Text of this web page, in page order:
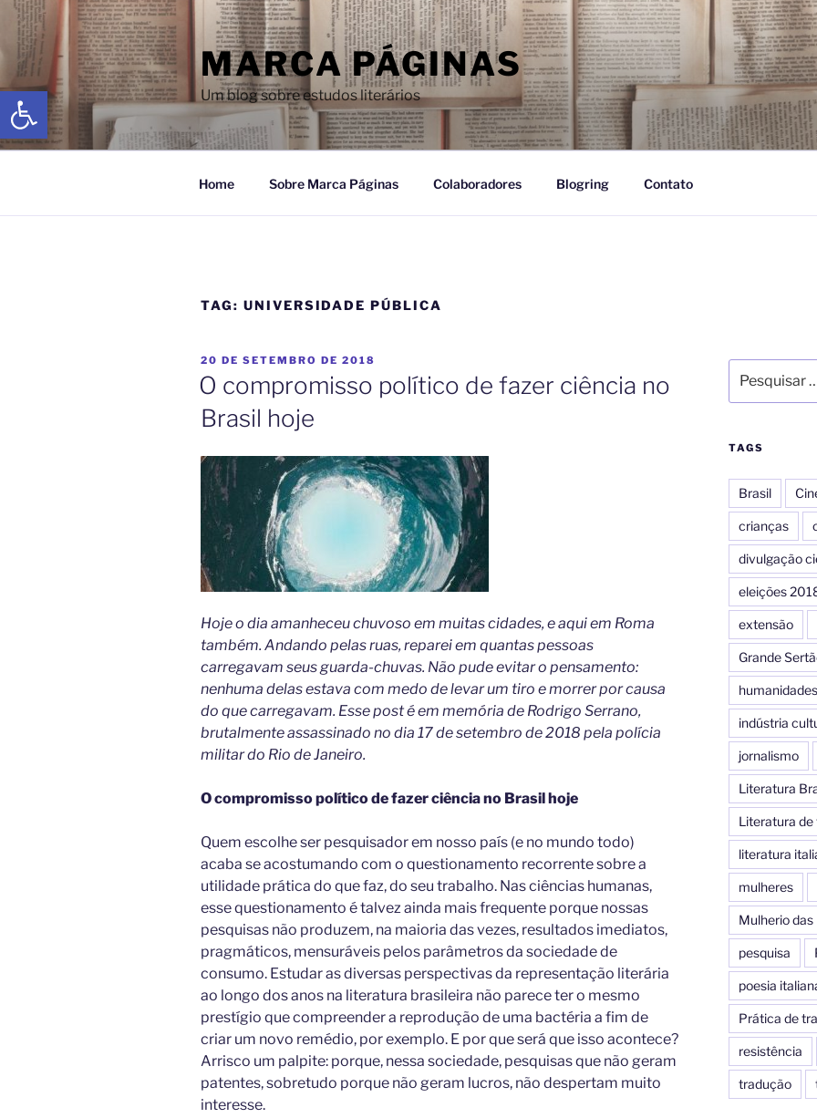
Abrir a barra de ferramentas
MARCA PÁGINAS
Um blog sobre estudos literários
Home Sobre Marca Páginas Colaboradores Blogring Contato
TAG: UNIVERSIDADE PÚBLICA
20 DE SETEMBRO DE 2018
O compromisso político de fazer ciência no
Brasil hoje
Hoje o dia amanheceu chuvoso em muitas cidades, e aqui em Roma
também. Andando pelas ruas, reparei em quantas pessoas
carregavam seus guarda-chuvas. Não pude evitar o pensamento:
nenhuma delas estava com medo de levar um tiro e morrer por causa
do que carregavam. Esse post é em memória de Rodrigo Serrano,
brutalmente assassinado no dia 17 de setembro de 2018 pela polícia
militar do Rio de Janeiro.
O compromisso político de fazer ciência no Brasil hoje
Quem escolhe ser pesquisador em nosso país (e no mundo todo)
acaba se acostumando com o questionamento recorrente sobre a
utilidade prática do que faz, do seu trabalho. Nas ciências humanas,
esse questionamento é talvez ainda mais frequente porque nossas
pesquisas não produzem, na maioria das vezes, resultados imediatos,
pragmáticos, mensuráveis pelos parâmetros da sociedade de
consumo. Estudar as diversas perspectivas da representação literária
ao longo dos anos na literatura brasileira não parece ter o mesmo
prestígio que compreender a reprodução de uma bactéria a fim de
criar um novo remédio, por exemplo. E por que será que isso acontece?
Arrisco um palpite: porque, nessa sociedade, pesquisas que não geram
patentes, sobretudo porque não geram lucros, não despertam muito
interesse.
TAGS
Brasil
crianças
divulgação
eleições
extensão
Grande
humanidades
indústria
jornalismo
Literatura
Literatura de
literatura
mulheres
Mulherio das
pesquisa
poesia
Prática de
resistência
tradução